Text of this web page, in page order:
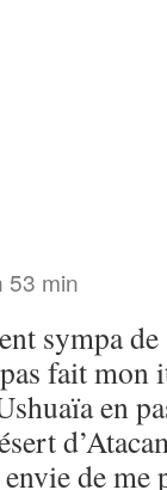
53 min
sympa
fait
en
de me